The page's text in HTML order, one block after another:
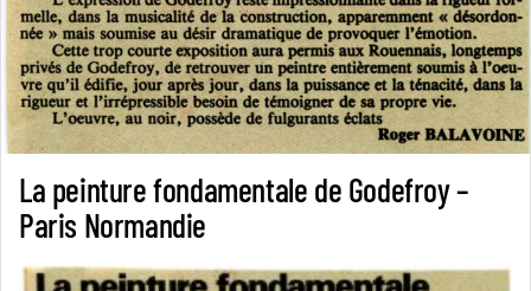
La peinture fondamentale de Godefroy –
Paris Normandie